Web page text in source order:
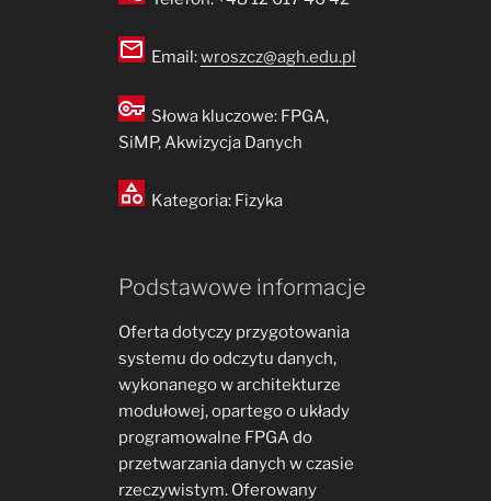
Email:wroszcz@agh.edu.pl
Słowa kluczowe: FPGA,
SiMP, Akwizycja Danych
Kategoria: Fizyka
Podstawowe informacje
Oferta dotyczy przygotowania
systemu do odczytu danych,
wykonanego w architekturze
modułowej, opartego o układy
programowalne FPGA do
przetwarzania danych w czasie
rzeczywistym. Oferowany